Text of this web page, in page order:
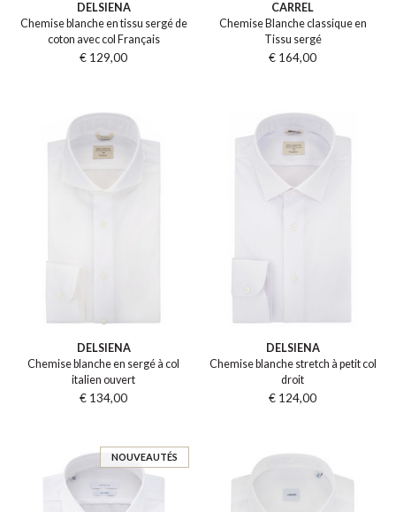
DELSIENA
Chemise blanche en tissu sergé de
coton avec col Français
€ 129,00
CARREL
Chemise Blanche classique en
Tissu sergé
€ 164,00
DELSIENA
Chemise blanche en sergé à col
italien ouvert
€ 134,00
DELSIENA
Chemise blanche stretch à petit col
droit
€ 124,00
NOUVEAUTÉS